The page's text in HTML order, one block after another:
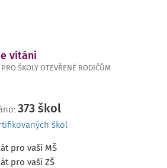
vítáni
ŠKOLY OTEVŘENÉ RODIČŮM
373 škol
škol
pro vaší MŠ
pro vaší ZŠ